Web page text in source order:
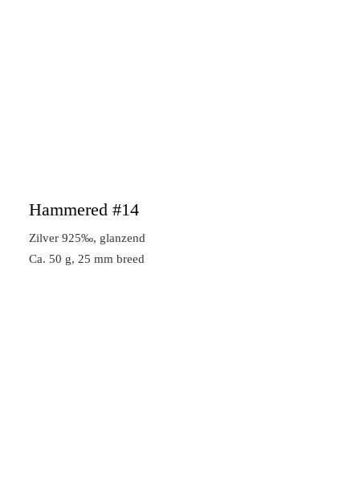
Hammered #14
Zilver 925‰, glanzend
Ca. 50 g, 25 mm breed